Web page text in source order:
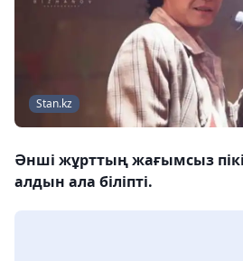
Stan.kz
Әнші жұрттың жағымсыз
алдын ала біліпті.